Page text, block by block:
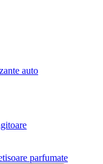
auto
parfumate